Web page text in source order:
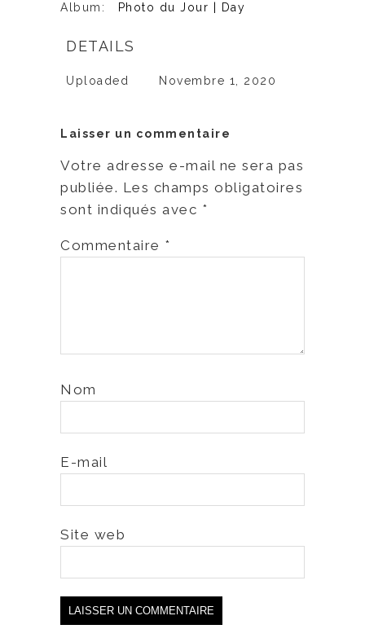
Album: Photo du Jour | Day
DETAILS
Uploaded Novembre 1, 2020
Laisser un commentaire
Votre adresse e-mail ne sera pas
publiée. Les champs obligatoires
sont indiqués avec *
Commentaire *
Nom
E-mail
Site web